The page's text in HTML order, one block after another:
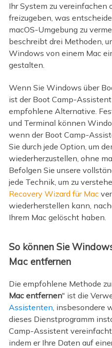
Ihr System zu vereinfachen
freizugeben, was
macOS-Umgebung zu
beschreibt drei Methoden,
Windows von einem Mac
gestalten.
Wenn Sie Windows über
ist der Boot Camp-
empfohlene Alternative.
und Terminal können
wenn der Boot Camp-
Sie durch jede Option, um
wiederherzustellen, ohne
Befolgen Sie unsere
jede Technik, um zu
Recovery Wizard für Mac
wiederherstellen kann,
Ihrem Mac gelöscht haben.
So können Sie
Mac entfernen
Die empfohlene Methode
Mac entfernen" ist die
Assistenten , insbesondere
dieses Dienstprogramm
Camp-Assistent
indem er Ihre Daten auf